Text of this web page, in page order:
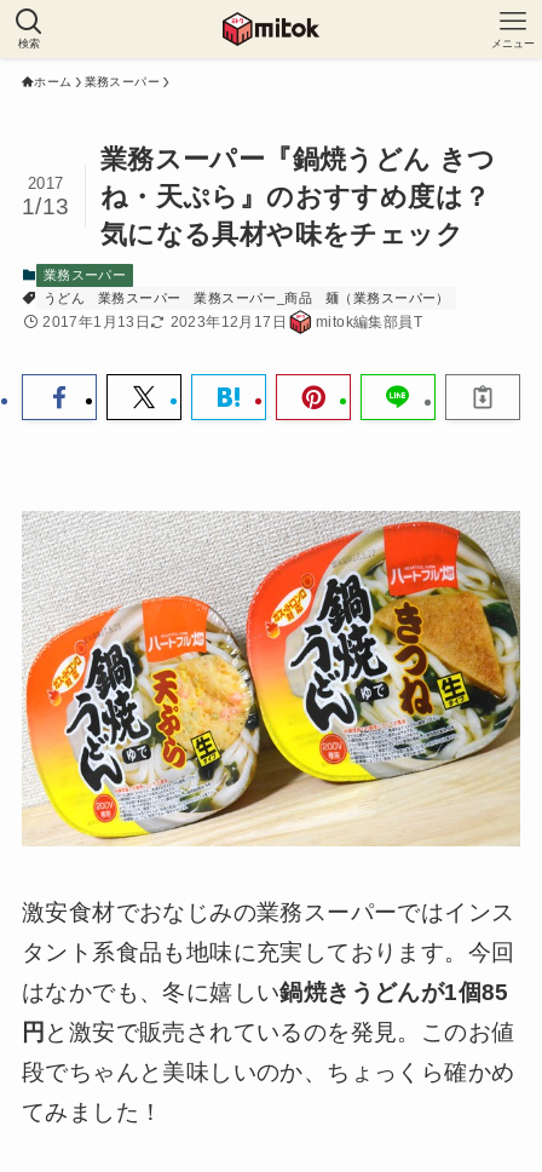
検索 メニュー
ホーム 業務スーパー
業務スーパー『鍋焼うどん きつ
ね・天ぷら』のおすすめ度は？
気になる具材や味をチェック
2017
1/13
業務スーパー
うどん
業務スーパー 業務スーパー_商品 麺（業務スーパー）
2017年1月13日 2023年12月17日 mitok編集部員T
激安食材でおなじみの業務スーパーではインス
タント系食品も地味に充実しております。今回
はなかでも、冬に嬉しい鍋焼きうどんが1個85
円 と激安で販売されているのを発見。このお値
段でちゃんと美味しいのか、ちょっくら確かめ
てみました！